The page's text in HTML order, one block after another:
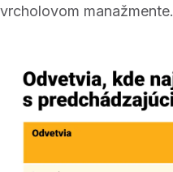
vrcholovom manažmente.